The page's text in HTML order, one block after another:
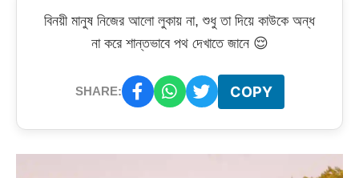
বিনয়ী মানুষ নিজের আলো লুকায় না, শুধু তা দিয়ে কাউকে অন্ধ
না করে শান্তভাবে পথ দেখাতে জানে 😌
SHARE: COPY